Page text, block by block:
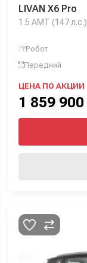
LIVAN X6 Pro
1.5 AMT (147 л.с.)
Робот
Передний
ЦЕНА ПО АКЦИИ
1 859 900